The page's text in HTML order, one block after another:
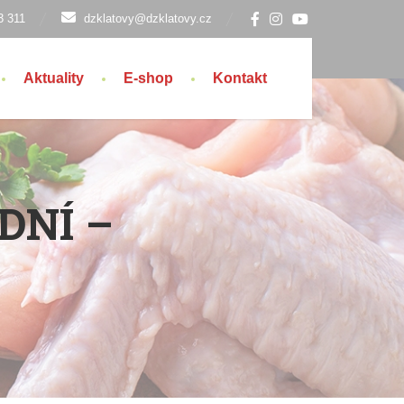
311 dzklatovy@dzklatovy.cz
Aktuality E-shop Kontakt
–